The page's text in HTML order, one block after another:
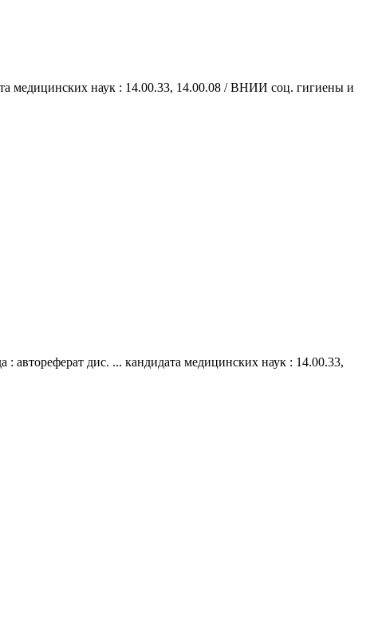
медицинских наук : 14.00.33, 14.00.08 / ВНИИ соц. гигиены и
автореферат дис. ... кандидата медицинских наук : 14.00.33,